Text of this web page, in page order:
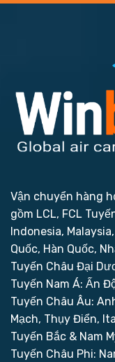
Vận chuyển hàng
gồm LCL, FCL
Indonesia,
Quốc, Hàn Quốc,
Tuyến Châu Đại
Tuyến Nam Á: Ấn
Tuyến Châu Âu:
Mạch, Thụy Điển,
Tuyến Bắc & Nam
Tuyến Châu Phi: